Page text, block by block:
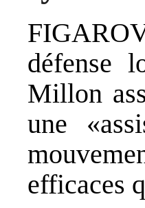
défense
Millon
une
efficaces